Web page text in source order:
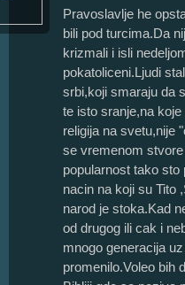
Pravoslavlje he
bili pod turcima.Da
krizmali i isli
pokatoliceni.Ljudi
srbi,koji smaraju da
te isto sranje,na
religija na svetu,nije
se vremenom
popularnost tako sto
nacin na koji su Tito
narod je stoka.Kad
od drugog ili cak i
mnogo generacija
promenilo.Voleo bih